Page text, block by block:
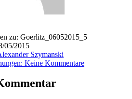
zu: Goerlitz_06052015_5
05/2015
Szymanski
Keine Kommentare